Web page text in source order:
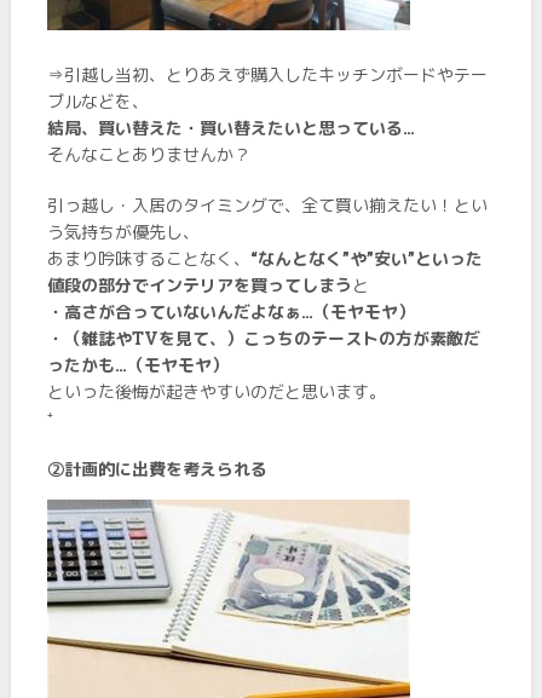
⇒引越し当初、とりあえず購入したキッチンボードやテー
ブルなどを、
結局、買い替えた・買い替えたいと思っている…
そんなことありませんか？
引っ越し・入居のタイミングで、全て買い揃えたい！とい
う気持ちが優先し、
あまり吟味することなく、 “なんとなく”や”安い”といった
値段の部分でインテリアを買ってしまう と
・高さが合っていないんだよなぁ…（モヤモヤ）
・（雑誌やTVを見て、）こっちのテーストの方が素敵だ
ったかも…（モヤモヤ）
といった後悔が起きやすいのだと思います。
⁺
➁計画的に出費を考えられる